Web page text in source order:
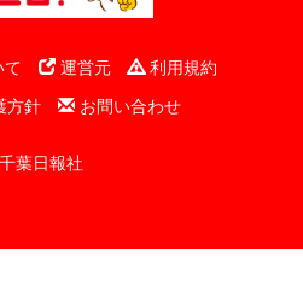
て 運営元
利用規約
方針
お問い合わせ
葉日報社